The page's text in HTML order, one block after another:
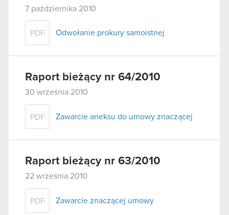
7 października 2010
PDF Odwołanie prokury samoistnej
Raport bieżący nr 64/2010
30 września 2010
PDF Zawarcie aneksu do umowy znaczącej
Raport bieżący nr 63/2010
22 września 2010
PDF Zawarcie znaczącej umowy